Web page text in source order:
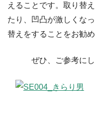
えることです。取り替
たり、凹凸が激しくな
替えをすることをお勧め
ぜひ、ご参考にし